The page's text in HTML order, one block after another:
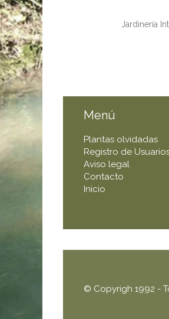
Jardinería
Menú
Plantas olvidadas
Registro de
Aviso legal
Contacto
Inicio
© Copyrigh 1992 -